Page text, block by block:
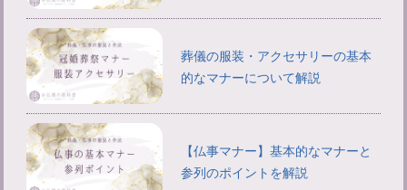
葬儀の服装・アクセサリーの基本
的なマナーについて解説
【仏事マナー】基本的なマナーと
参列のポイントを解説